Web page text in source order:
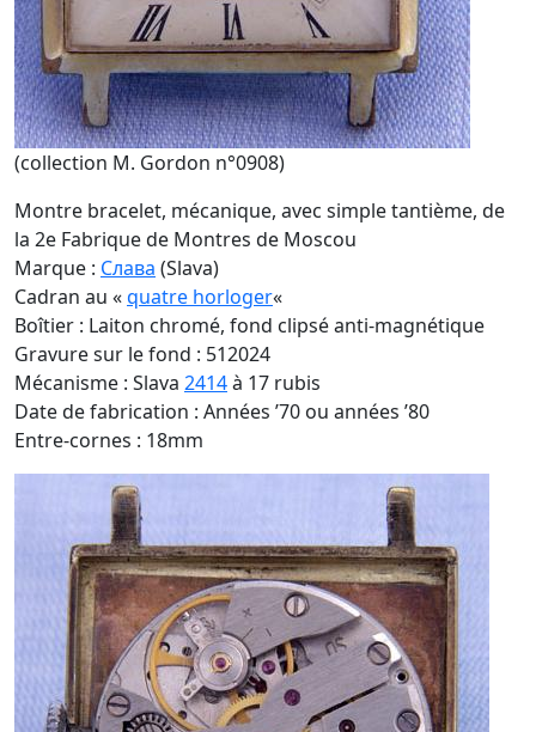
(collection M. Gordon n°0908)
Montre bracelet, mécanique, avec simple tantième, de
la 2e Fabrique de Montres de Moscou
Marque : Славa (Slava)
Cadran au «quatre horloger«
Boîtier : Laiton chromé, fond clipsé anti-magnétique
Gravure sur le fond : 512024
Mécanisme : Slava 2414à 17 rubis
Date de fabrication : Années ’70 ou années ’80
Entre-cornes : 18mm